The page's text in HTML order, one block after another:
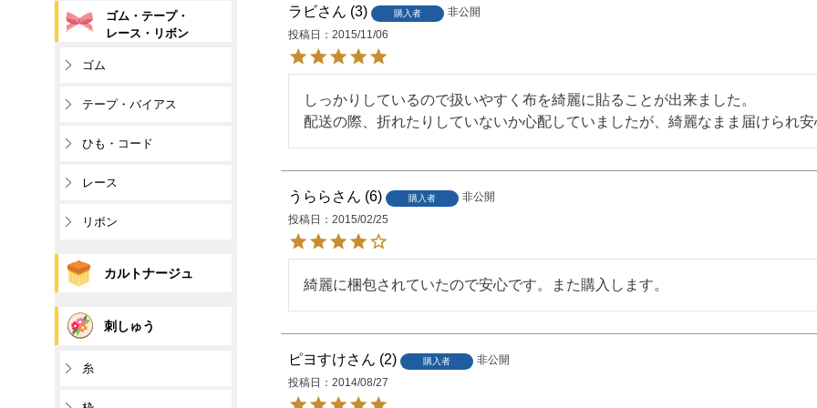
ラビ 3 購入者
非公開
投稿日
2015/11/06
しっかりしているので扱いやすく布を綺麗に貼ることが出来ました。
配送の際、折れたりしていないか心配していましたが、綺麗なまま届けられ安
うらら 6 購入者
非公開
投稿日
2015/02/25
綺麗に梱包されていたので安心です。また購入します。
ピヨすけ 2 購入者
非公開
投稿日
2014/08/27
ゴム・テープ・
レース・リボン
ゴム
テープ・バイアス
ひも・コード
レース
リボン
カルトナージュ
刺しゅう
糸